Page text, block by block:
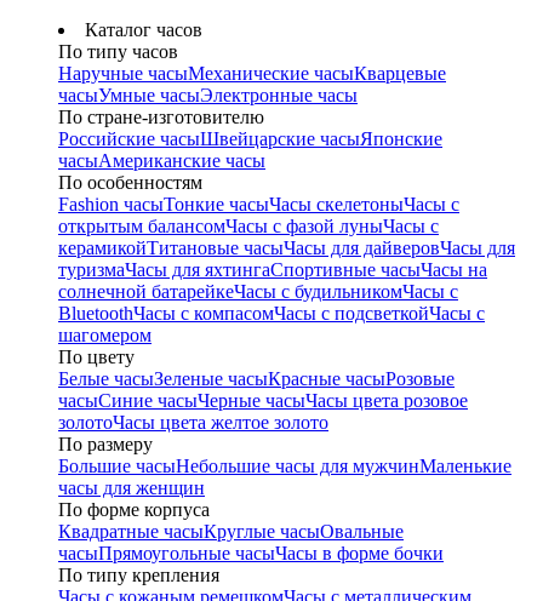
Каталог часов
По типу часов
Наручные часыМеханические часыКварцевые
часыУмные часыЭлектронные часы
По стране-изготовителю
Российские часыШвейцарские часыЯпонские
часыАмериканские часы
По особенностям
Fashion часыТонкие часыЧасы скелетоныЧасы с
открытым балансомЧасы с фазой луныЧасы с
керамикойТитановые часыЧасы для дайверовЧасы для
туризмаЧасы для яхтингаСпортивные часыЧасы на
солнечной батарейкеЧасы с будильникомЧасы с
BluetoothЧасы с компасомЧасы с подсветкойЧасы с
шагомером
По цвету
Белые часыЗеленые часыКрасные часыРозовые
часыСиние часыЧерные часыЧасы цвета розовое
золотоЧасы цвета желтое золото
По размеру
Большие часыНебольшие часы для мужчинМаленькие
часы для женщин
По форме корпуса
Квадратные часыКруглые часыОвальные
часыПрямоугольные часыЧасы в форме бочки
По типу крепления
Часы с кожаным ремешкомЧасы с металлическим